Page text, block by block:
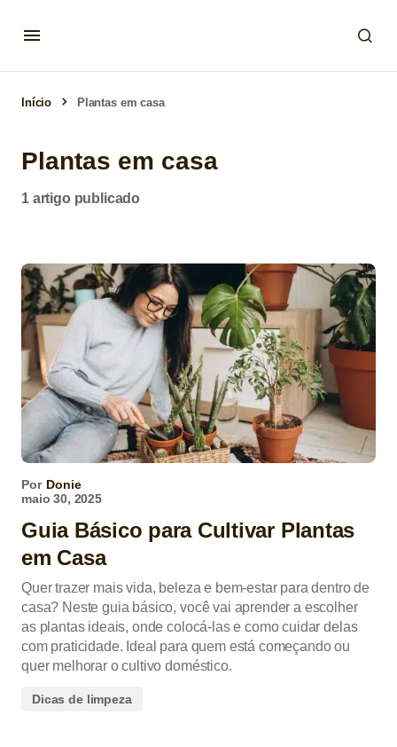
Início Plantas em casa
Plantas em casa
1 artigo publicado
Por Donie
maio 30, 2025
Guia Básico para Cultivar Plantas
em Casa
Quer trazer mais vida, beleza e bem-estar para dentro de
casa? Neste guia básico, você vai aprender a escolher
as plantas ideais, onde colocá-las e como cuidar delas
com praticidade. Ideal para quem está começando ou
quer melhorar o cultivo doméstico.
Dicas de limpeza